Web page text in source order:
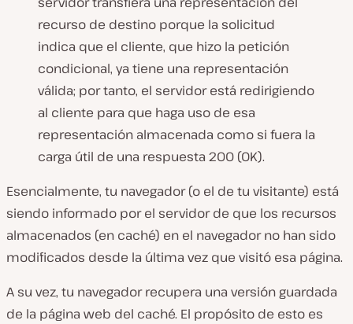
recurso de destino porque la solicitud
indica que el cliente, que hizo la petición
condicional, ya tiene una representación
válida; por tanto, el servidor está redirigiendo
al cliente para que haga uso de esa
representación almacenada como si fuera la
carga útil de una respuesta 200 (OK).
Esencialmente, tu navegador (o el de tu visitante) está
siendo informado por el servidor de que los recursos
almacenados (en caché) en el navegador no han sido
modificados desde la última vez que visitó esa página.
A su vez, tu navegador recupera una versión guardada
de la página web del caché. El propósito de esto es